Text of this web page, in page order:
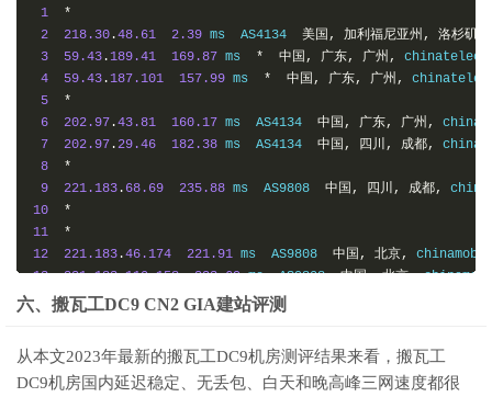
1
*
2
218.30 .48.61 2.39 ms  AS4134 美国, 加利福尼亚州, 洛杉矶,
3
59.43 . 189.41 169.87 ms * 中国, 广东, 广州,
4
59.43 . 187.101 157.99 ms * 中国, 广东, 广州,
5
*
6
202.97 .43.81 160.17 ms  AS4134 中国, 广东, 广州,
7
202.97 .29.46 182.38 ms  AS4134 中国, 四川, 成都,
8
*
9
221.183 . 68.69 235.88 ms  AS9808 中国, 四川, 成都,
10
*
11
*
12
221.183 .46.174 221.91 ms  AS9808 中国, 北京,
13
221.183.110.158 223.69 ms  AS9808 中国, 北京,
14
183.221.253.100 226.95 ms  AS9808
六、搬瓦工DC9 CN2 GIA建站评测
从本文2023年最新的搬瓦工DC9机房测评结果来看，搬瓦工
DC9机房国内延迟稳定、无丢包、白天和晚高峰三网速度都很